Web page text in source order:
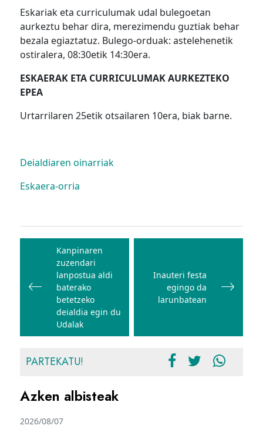
Eskariak eta curriculumak udal bulegoetan
aurkeztu behar dira, merezimendu guztiak behar
bezala egiaztatuz. Bulego-orduak: astelehenetik
ostiralera, 08:30etik 14:30era.
ESKAERAK ETA CURRICULUMAK AURKEZTEKO
EPEA
Urtarrilaren 25etik otsailaren 10era, biak barne.
Deialdiaren oinarriak
Eskaera-orria
Bidalketetan
zehar
nabigatu
Kanpinaren
zuzendari
lanpostua aldi
baterako
betetzeko
deialdia egin du
Udalak
Inauteri festa
egingo da
larunbatean
PARTEKATU!
Azken albisteak
2026/08/07